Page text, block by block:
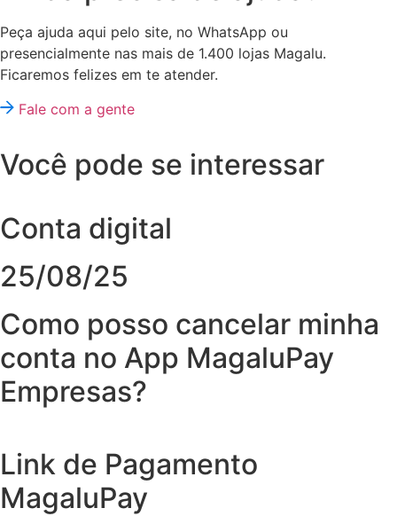
Peça ajuda aqui pelo site, no WhatsApp ou
presencialmente nas mais de 1.400 lojas Magalu.
Ficaremos felizes em te atender.
Fale com a gente
Você pode se interessar
Conta digital
25/08/25
Como posso cancelar minha
conta no App MagaluPay
Empresas?
Link de Pagamento
MagaluPay